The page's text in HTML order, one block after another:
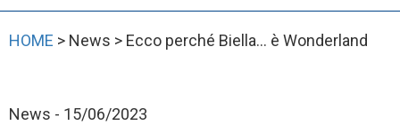
HOME > News > Ecco perché Biella... è Wonderland
News - 15/06/2023